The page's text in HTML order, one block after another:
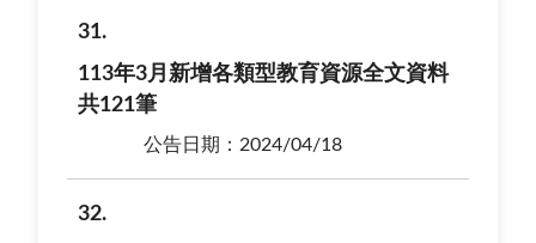
31
113年3月新增各類型教育資源全文資料
共121筆
公告日期：2024/04/18
32